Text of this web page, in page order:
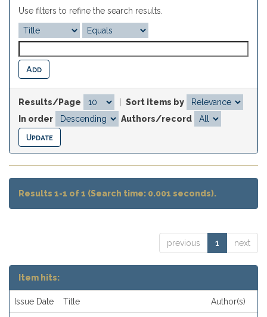
Use filters to refine the search results.
Results/Page
Sort items by
In order
Authors/record
Results 1-1 of 1 (Search time: 0.001 seconds).
previous 1 next
Item hits:
Issue Date Title Author(s)